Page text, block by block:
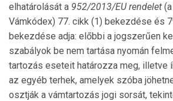
elhatárolását a 952/2013/EU rendelet
Vámkódex) 77. cikk (1) bekezdése és
bekezdése adja: előbbi a jogszerűen
szabályok be nem tartása nyomán
tartozás eseteit határozza meg, illetve
az egyéb terhek, amelyek szóba
osztják a vámtartozás jogi sorsát,